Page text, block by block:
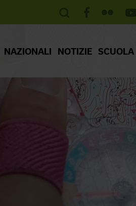
NAZIONALI NOTIZIE SCUOLA